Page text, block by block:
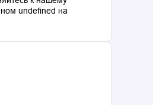
undefined на